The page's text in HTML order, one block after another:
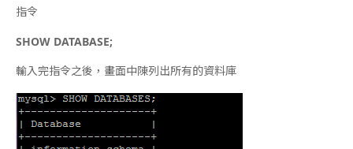
指令
SHOW DATABASE;
輸入完指令之後，畫面中陳列出所有的資料庫